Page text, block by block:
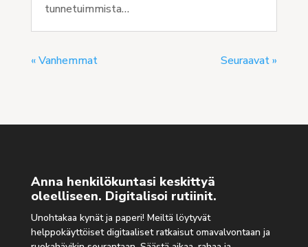
tunnetuimmista…
« Vanhemmat Seuraavat »
Anna henkilökuntasi keskittyä
oleelliseen. Digitalisoi rutiinit.
Unohtakaa kynät ja paperi! Meiltä löytyvät
helppokäyttöiset digitaaliset ratkaisut omavalvontaan ja